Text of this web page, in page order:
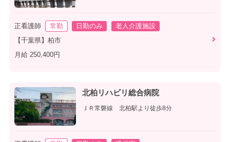
正看護師 常勤 日勤のみ
老人介護施設
【千葉県】柏市
月給 250,400円
北柏リハビリ総合病院
ＪＲ常磐線 北柏駅より徒歩8分